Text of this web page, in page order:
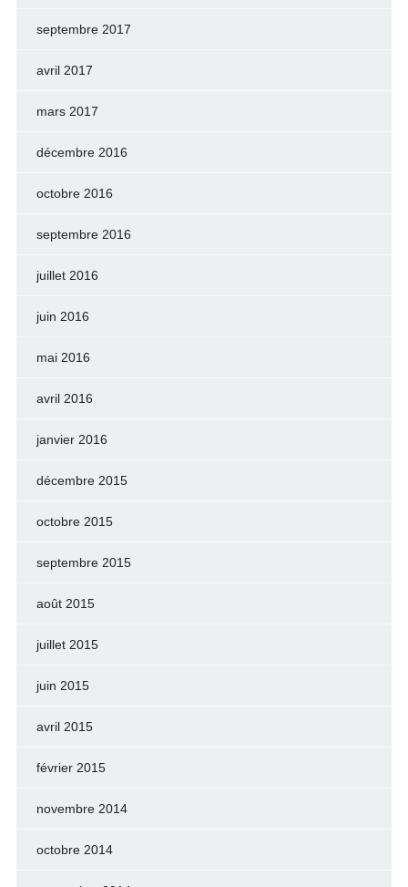
septembre 2017
avril 2017
mars 2017
décembre 2016
octobre 2016
septembre 2016
juillet 2016
juin 2016
mai 2016
avril 2016
janvier 2016
décembre 2015
octobre 2015
septembre 2015
août 2015
juillet 2015
juin 2015
avril 2015
février 2015
novembre 2014
octobre 2014